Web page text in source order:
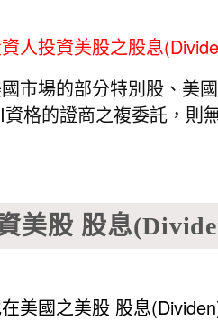
人投資美股之股息
市場的部分特別股、美
格的證商之複委託，則
美股 股息
美國之美股 股息